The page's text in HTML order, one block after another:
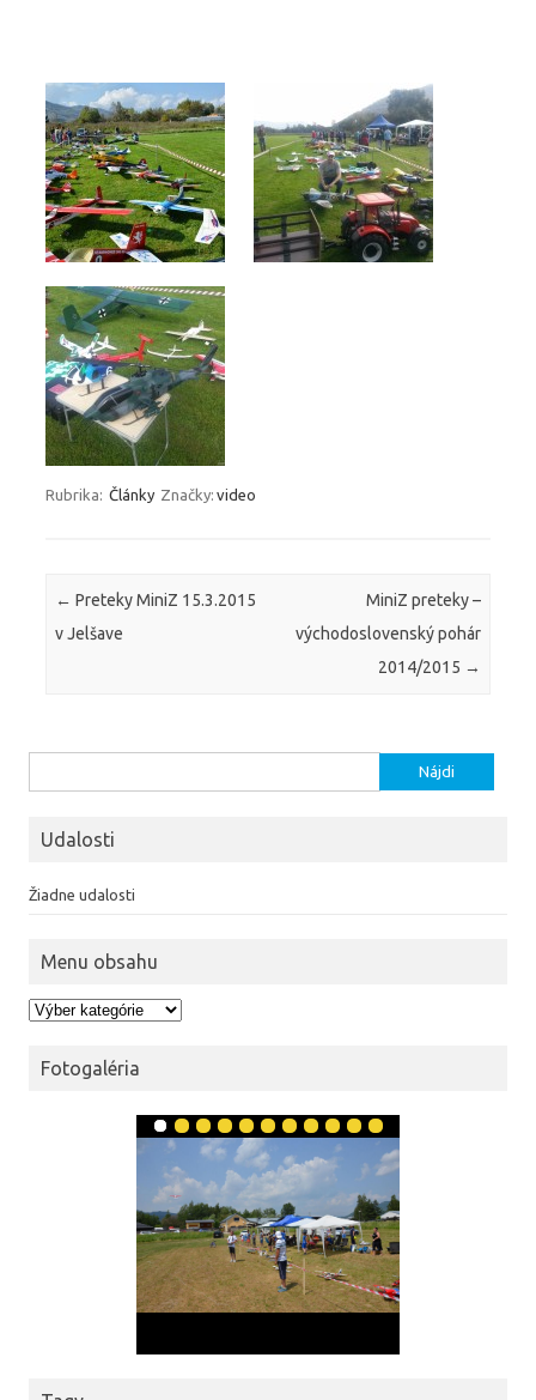
Rubrika: Články Značky: video
Navigácia článkami
← Preteky MiniZ 15.3.2015
v Jelšave
MiniZ preteky –
východoslovenský pohár
2014/2015 →
Udalosti
Žiadne udalosti
Menu obsahu
Menu obsahu
Fotogaléria